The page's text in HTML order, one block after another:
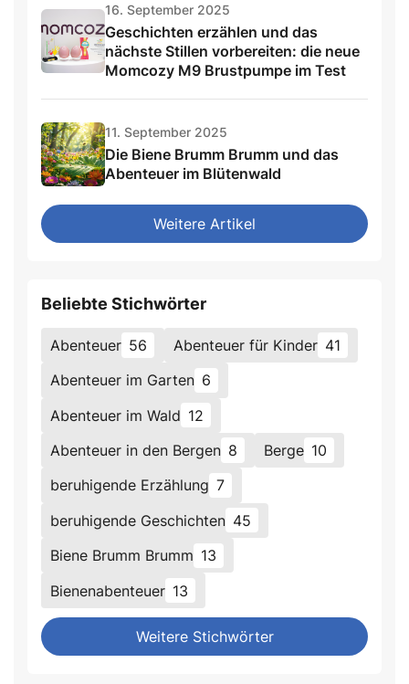
16. September 2025
Geschichten erzählen und das
nächste Stillen vorbereiten: die neue
Momcozy M9 Brustpumpe im Test
11. September 2025
Die Biene Brumm Brumm und das
Abenteuer im Blütenwald
Weitere Artikel
Beliebte Stichwörter
Abenteuer 56 Abenteuer für Kinder 41
Abenteuer im Garten 6
Abenteuer im Wald 12
Abenteuer in den Bergen 8 Berge 10
beruhigende Erzählung 7
beruhigende Geschichten 45
Biene Brumm Brumm 13
Bienenabenteuer 13
Weitere Stichwörter